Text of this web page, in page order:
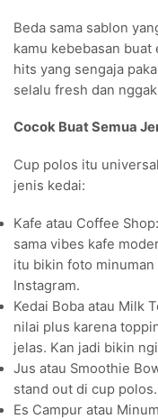
Beda sama sablon
kamu kebebasan buat
hits yang sengaja
selalu fresh dan
Cocok Buat Semua
Cup polos itu
jenis kedai:
Kafe atau Coffee
sama vibes kafe
itu bikin foto
Instagram.
Kedai Boba atau Milk
nilai plus karena
jelas. Kan jadi bikin
Jus atau Smoothie
stand out di cup
Es Campur atau